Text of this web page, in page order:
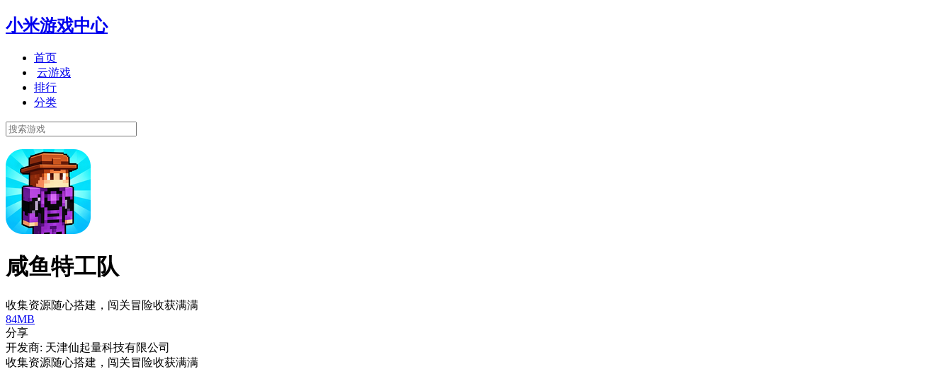
小米游戏中心
首页
云游戏
排行
分类
咸鱼特工队
收集资源随心搭建，闯关冒险收获满满
84MB
分享
开发商: 天津仙起量科技有限公司
收集资源随心搭建，闯关冒险收获满满